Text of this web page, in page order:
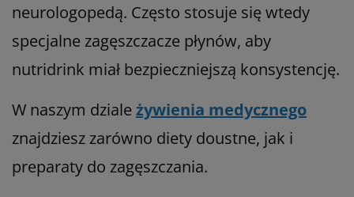
neurologopedą. Często stosuje się wtedy
specjalne zagęszczacze płynów, aby
nutridrink miał bezpieczniejszą konsystencję.
W naszym dziale żywienia medycznego
znajdziesz zarówno diety doustne, jak i
preparaty do zagęszczania.